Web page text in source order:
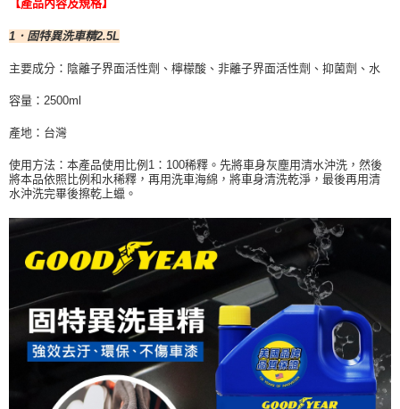
時審查核予不同之上限額度；若仍有額度不足之情形，本公司將視審查結果
請求用戶進行身份認證。
５．嚴禁一人註冊多個帳號或使用他人資訊註冊。若發現惡意使用之情形，
【產品內容及規格】
1．固特異洗車精2.5L
主要成分：陰離子界面活性劑、檸檬酸、非離子界面活性劑、抑菌劑、水
容量：2500ml
產地：台灣
使用方法：本產品使用比例1：100稀釋。先將車身灰塵用清水沖洗，然後
將本品依照比例和水稀釋，再用洗車海綿，將車身清洗乾淨，最後再用清
水沖洗完畢後擦乾上蠟。